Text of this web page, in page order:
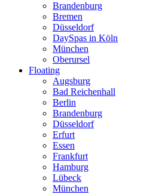
Brandenburg
Bremen
Düsseldorf
DaySpas in Köln
München
Oberursel
Floating
Augsburg
Bad Reichenhall
Berlin
Brandenburg
Düsseldorf
Erfurt
Essen
Frankfurt
Hamburg
Lübeck
München